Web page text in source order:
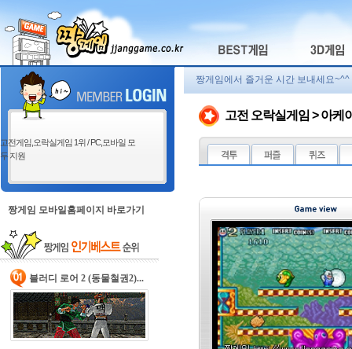
고전게임,오락실게임 1위 / PC,모바일 모
두 지원
짱게임 모바일홈페이지 바로가기
블러디 로어 2 (동물철권2)...
짱게임에서 즐거운 시간 보내세요~^^
고전 오락실게임 > 아케